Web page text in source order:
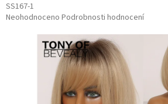
SS167-1
Průměrné
Neohodnoceno Podrobnosti hodnocení